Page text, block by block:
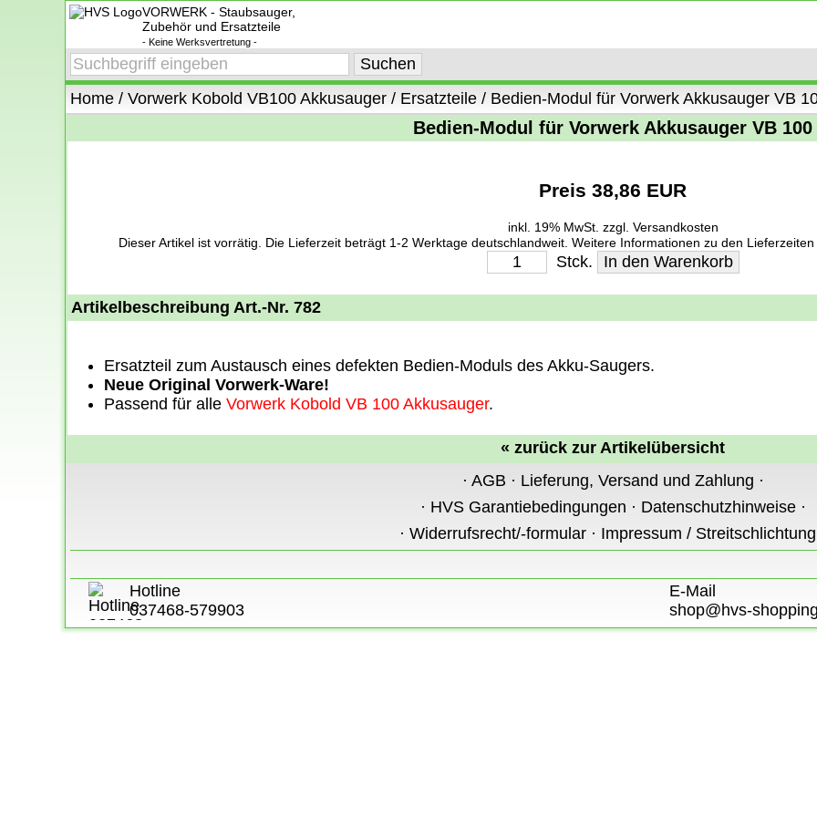
VORWERK - Staubsauger,
Zubehör und Ersatzteile
- Keine Werksvertretung -
Home / Vorwerk Kobold VB100 Akkusauger / Ersatzteile / Bedien-Modul für Vorwerk Akkusauger VB
Bedien-Modul für Vorwerk Akkusauger VB 100
Preis 38,86 EUR
inkl. 19% MwSt. zzgl. Versandkosten
Dieser Artikel ist vorrätig. Die Lieferzeit beträgt 1-2 Werktage deutschlandweit. Weitere Informationen zu den
Stck.
Artikelbeschreibung Art.-Nr. 782
Ersatzteil zum Austausch eines defekten Bedien-Moduls des Akku-Saugers.
Neue Original Vorwerk-Ware!
Passend für alle Vorwerk Kobold VB 100 Akkusauger.
« zurück zur Artikelübersicht
· AGB · Lieferung, Versand und Zahlung ·
· HVS Garantiebedingungen · Datenschutzhinweise·
· Widerrufsrecht/-formular · Impressum / Streitschlichtung
Hotline
037468-579903
E-Mail
shop@hvs-